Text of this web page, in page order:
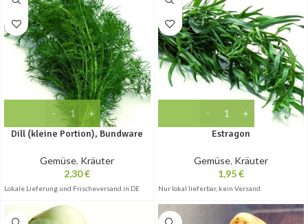
Dill (kleine Portion), Bundware
Gemüse, Kräuter
2,30€
Lokale Lieferung und Frischeversand in DE
Estragon
Gemüse, Kräuter
1,95€
Nur lokal lieferbar, kein Versand.